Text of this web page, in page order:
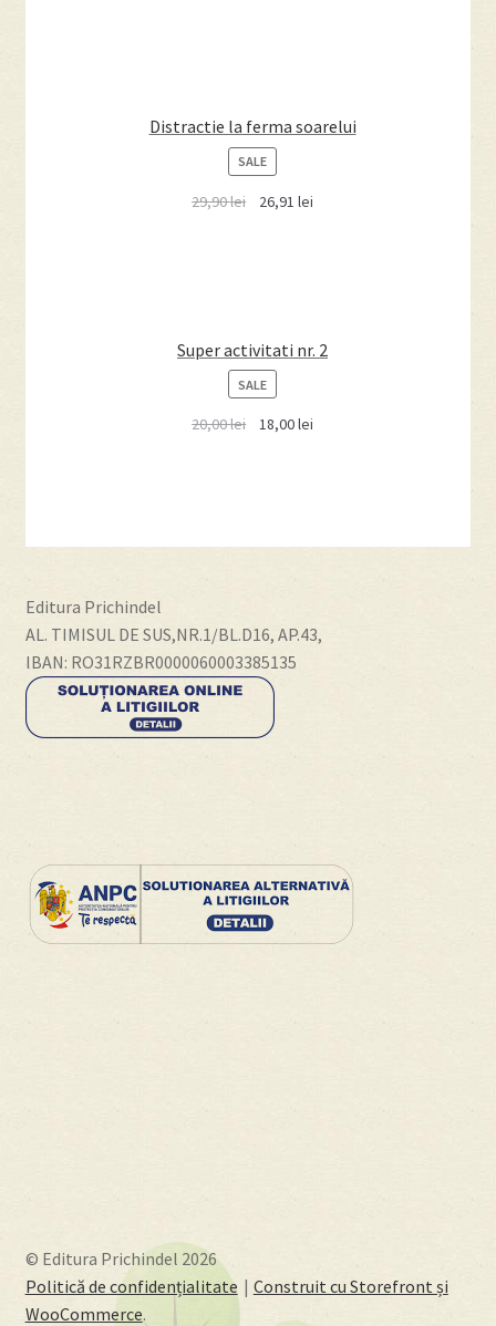
Distractie la ferma soarelui
SALEPRODUCT
ON
SALE
29,90lei 26,91 lei
Super activitati nr. 2
SALEPRODUCT
SALE
20,00lei 18,00lei
Editura Prichindel
AL. TIMISUL DE SUS,NR.1/BL.D16, AP.43,
IBAN: RO31RZBR0000060003385135
© Editura Prichindel 2026
Politică de confidențialitate
Construit cu Storefront și
WooCommerce.